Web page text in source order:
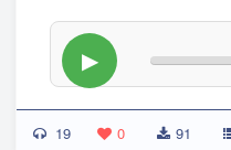
▶
19 0 91